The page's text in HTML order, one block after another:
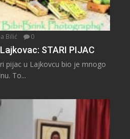
Bilić 0
STARI PIJAC
pijac u Lajkovcu bio je mnogo
To...